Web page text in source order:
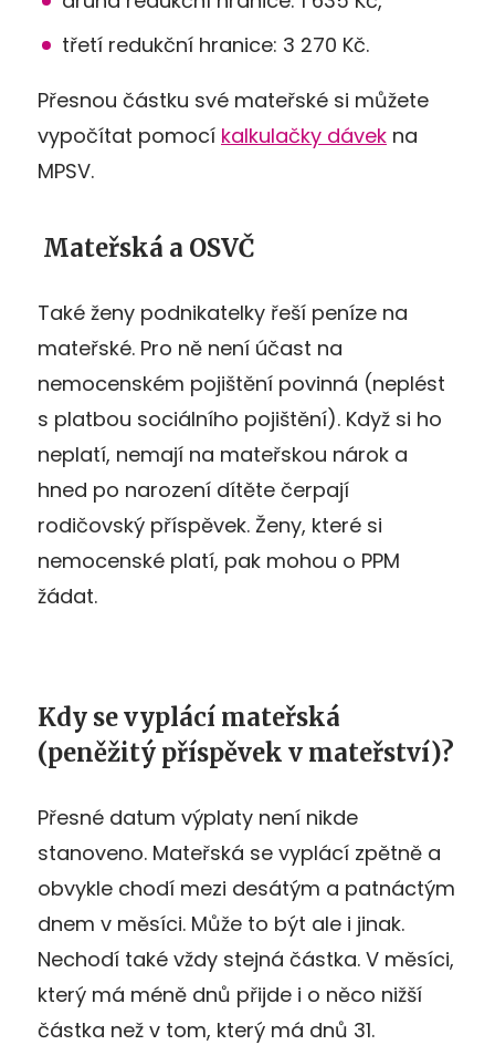
třetí redukční hranice: 3 270 Kč.
Přesnou částku své mateřské si můžete
vypočítat pomocí kalkulačky dávek na
MPSV.
Mateřská a OSVČ
Také ženy podnikatelky řeší peníze na
mateřské. Pro ně není účast na
nemocenském pojištění povinná (neplést
s platbou sociálního pojištění). Když si ho
neplatí, nemají na mateřskou nárok a
hned po narození dítěte čerpají
rodičovský příspěvek. Ženy, které si
nemocenské platí, pak mohou o PPM
žádat.
Kdy se vyplácí mateřská
(peněžitý příspěvek v mateřství)?
Přesné datum výplaty není nikde
stanoveno. Mateřská se vyplácí zpětně a
obvykle chodí mezi desátým a patnáctým
dnem v měsíci. Může to být ale i jinak.
Nechodí také vždy stejná částka. V měsíci,
který má méně dnů přijde i o něco nižší
částka než v tom, který má dnů 31.